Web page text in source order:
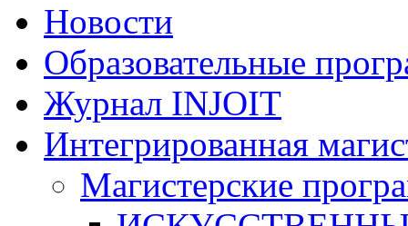
Новости
Образовательные
Журнал INJOIT
Интегрированная
Магистерские